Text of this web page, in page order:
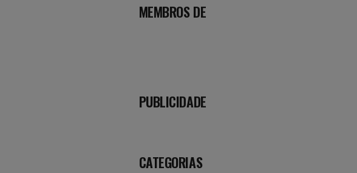
MEMBROS DE
PUBLICIDADE
CATEGORIAS